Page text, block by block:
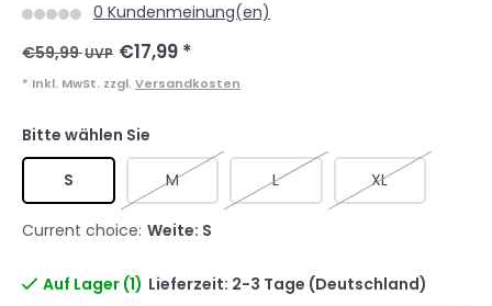
0 Kundenmeinung(en)
€59,99UVP €17,99 *
* Inkl. MwSt. zzgl. Versandkosten
Bitte wählen Sie
S M L XL
Current choice: Weite: S
Auf Lager (1) Lieferzeit: 2-3 Tage (Deutschland)